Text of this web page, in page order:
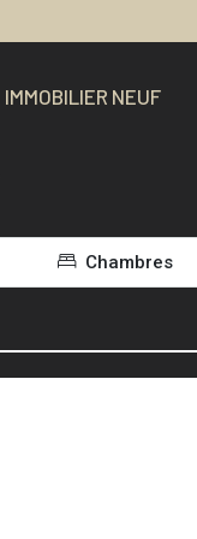
IMMOBILIER NEUF
Chambres